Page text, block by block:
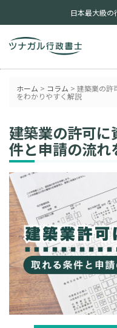
日本最大級の
ホーム > コラム > 建築業の許
をわかりやすく解説
建築業の許可
件と申請の流